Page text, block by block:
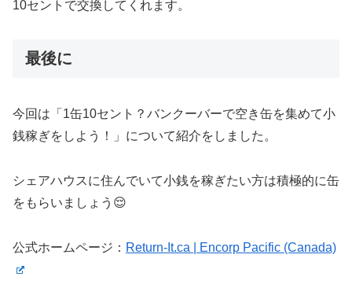
10セントで交換してくれます。
最後に
今回は「1缶10セント？バンクーバーで空き缶を集めて小
銭稼ぎをしよう！」について紹介をしました。
シェアハウスに住んでいて小銭を稼ぎたい方は積極的に缶
をもらいましょう😌
公式ホームページ： Return-It.ca | Encorp Pacific (Canada)